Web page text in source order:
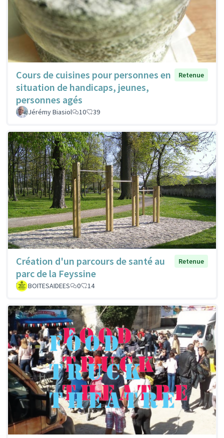
Cours de cuisines pour personnes en
situation de handicaps, jeunes,
personnes agés
Retenue
Jérémy Biasiol 10 39
Création d'un parcours de santé au
parc de la Feyssine
Retenue
BOITESAIDEES 0 14